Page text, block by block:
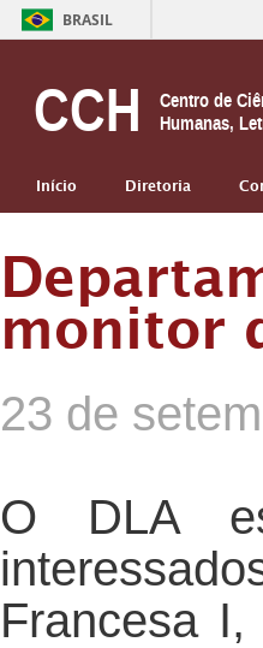
BRASIL
CCH
Centro de
Humanas,
Início Diretoria
monitor
23 de
O DLA
Francesa